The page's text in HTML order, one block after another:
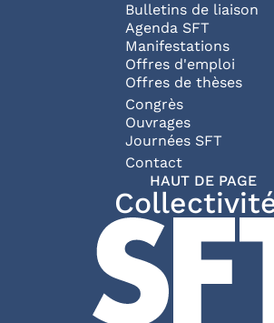
Bulletins de liaison
Agenda SFT
Manifestations
Offres d'emploi
Offres de thèses
Congrès
Ouvrages
Journées SFT
Pied de page
Contact
HAUT DE PAGE